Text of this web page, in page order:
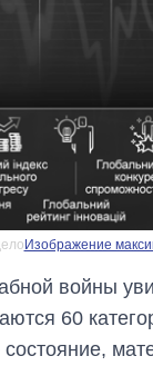
Изображение
войны
60